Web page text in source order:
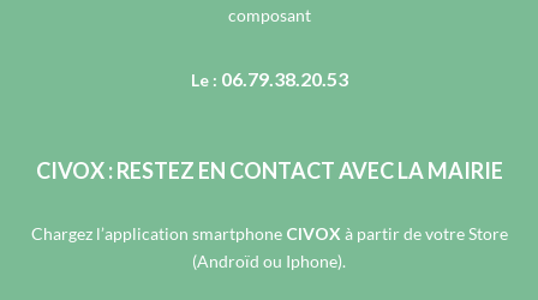
composant
Le : 06.79.38.20.53
CIVOX : RESTEZ EN CONTACT AVEC LA MAIRIE
Chargez l’application smartphone CIVOX à partir de votre Store
(Androïd ou Iphone).